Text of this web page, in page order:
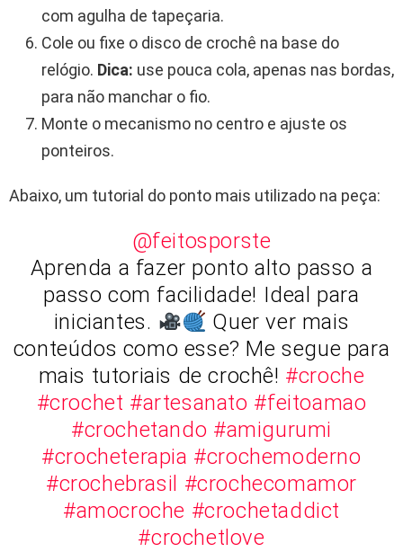
com agulha de tapeçaria.
Cole ou fixe o disco de crochê na base do
relógio. Dica: use pouca cola, apenas nas bordas,
para não manchar o fio.
Monte o mecanismo no centro e ajuste os
ponteiros.
Abaixo, um tutorial do ponto mais utilizado na peça:
@feitosporste
Aprenda a fazer ponto alto passo a
passo com facilidade! Ideal para
iniciantes.
Quer ver mais
conteúdos como esse? Me segue para
mais tutoriais de crochê! #croche
#crochet #artesanato #feitoamao
#crochetando #amigurumi
#crocheterapia #crochemoderno
#crochebrasil #crochecomamor
#amocroche #crochetaddict
#crochetlove